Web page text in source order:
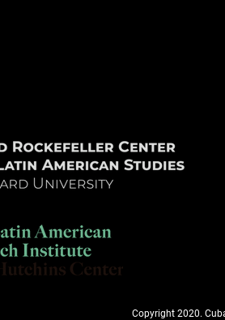
Copyright 2020.